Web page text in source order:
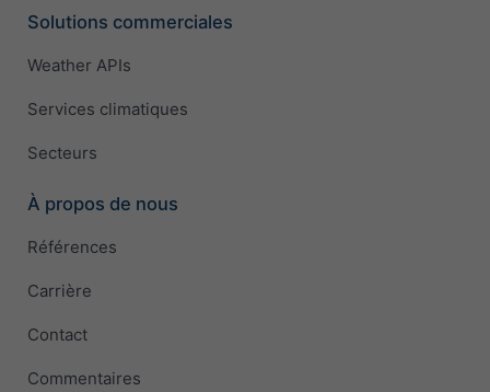
Solutions commerciales
Weather APIs
Services climatiques
Secteurs
À propos de nous
Références
Carrière
Contact
Commentaires